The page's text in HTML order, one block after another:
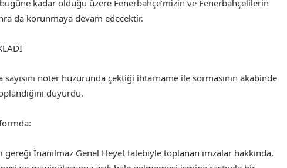
kadar olduğu üzere Fenerbahçe’mizin ve Fenerbahçelilerin
da korunmaya devam edecektir.
noter huzurunda çektiği ihtarname ile sormasının akabinde
duyurdu.
İnanılmaz Genel Heyet talebiyle toplanan imzalar hakkında,